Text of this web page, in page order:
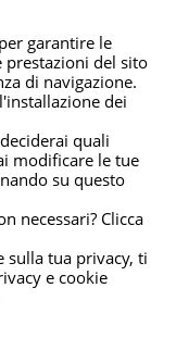
Puglia - C.F.
garantire le
prestazioni del sito
di navigazione.
dei
quali
modificare le tue
su questo
necessari? Clicca
sulla tua privacy, ti
e cookie